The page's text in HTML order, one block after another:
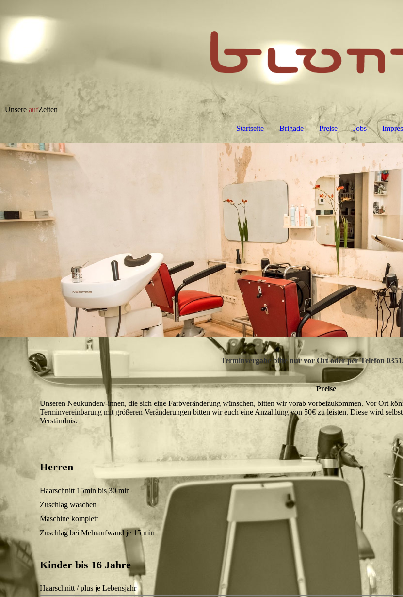
Unsere aufZeiten
Startseite Brigade Preise Jobs
Terminvergabe bitte nur vor Ort oder per Telefon
Preise
Unseren Neukunden/-innen, die sich eine Farbveränderung wünschen, bitten wir vorab vorbeizukommen. Vor Ort
Terminvereinbarung mit größeren Veränderungen bitten wir euch eine Anzahlung von 50€ zu leisten. Diese wird
Verständnis.
Herren
Haarschnitt 15min bis 30 min
Zuschlag waschen
Maschine komplett
Zuschlag bei Mehraufwand je 15 min
Kinder bis 16 Jahre
Haarschnitt / plus je Lebensjahr